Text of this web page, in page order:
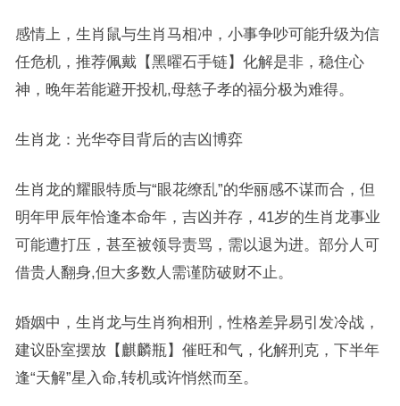
感情上，生肖鼠与生肖马相冲，小事争吵可能升级为信
任危机，推荐佩戴【黑曜石手链】化解是非，稳住心
神，晚年若能避开投机,母慈子孝的福分极为难得。
生肖龙：光华夺目背后的吉凶博弈
生肖龙的耀眼特质与“眼花缭乱”的华丽感不谋而合，但
明年甲辰年恰逢本命年，吉凶并存，41岁的生肖龙事业
可能遭打压，甚至被领导责骂，需以退为进。部分人可
借贵人翻身,但大多数人需谨防破财不止。
婚姻中，生肖龙与生肖狗相刑，性格差异易引发冷战，
建议卧室摆放【麒麟瓶】催旺和气，化解刑克，下半年
逢“天解”星入命,转机或许悄然而至。